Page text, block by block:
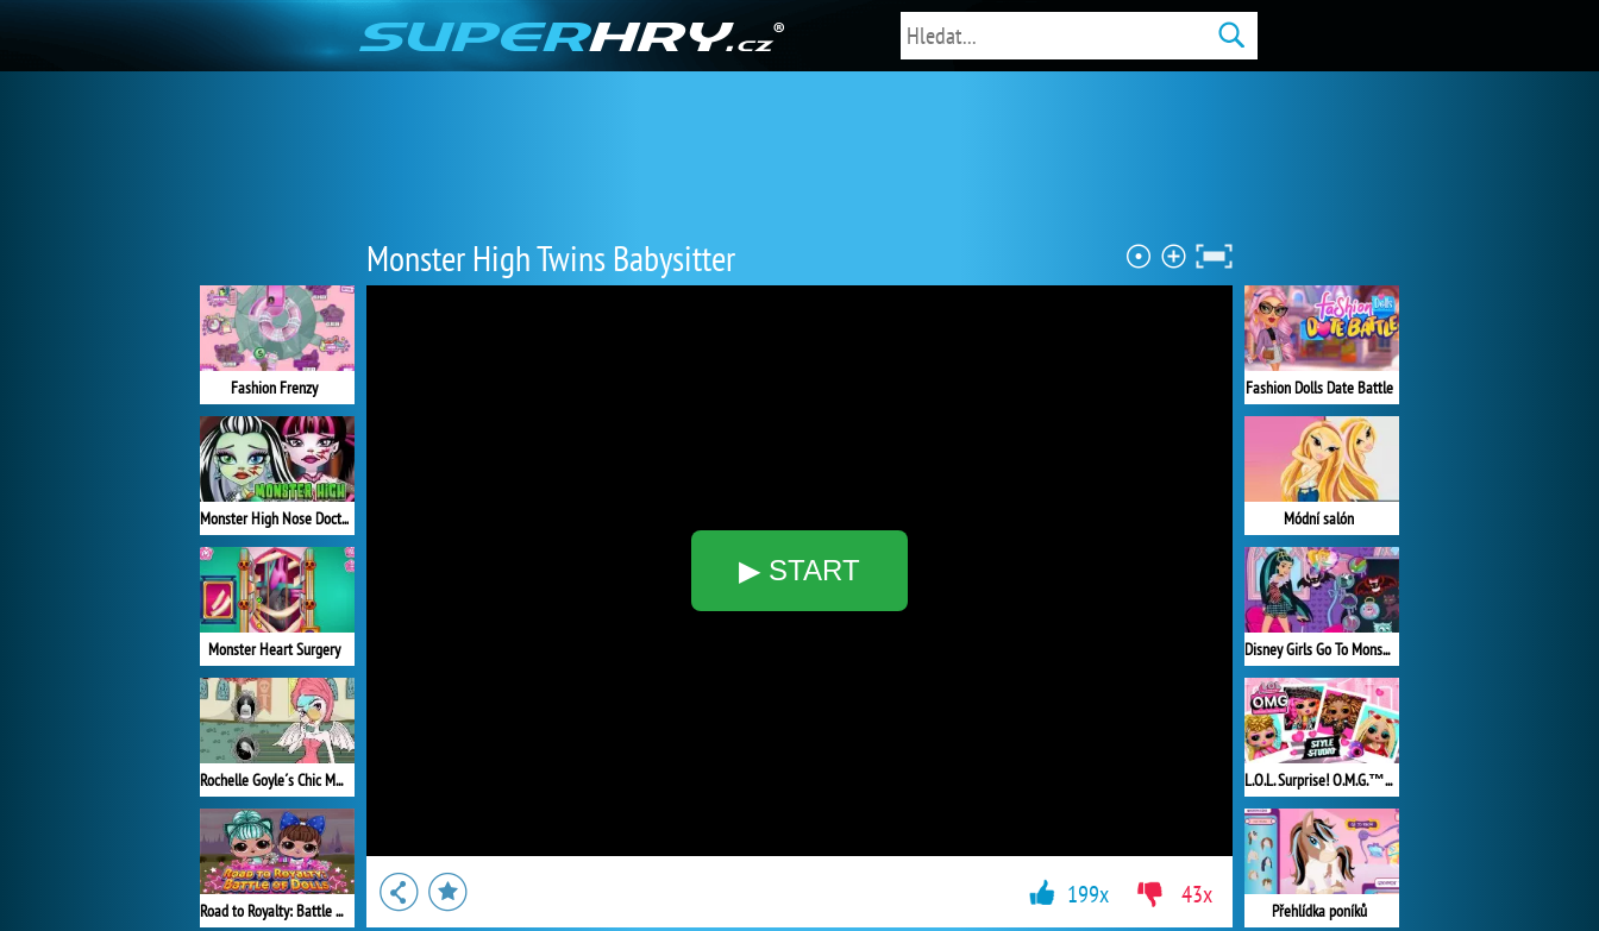
Monster High Twins Babysitter
▶ START
Fashion Frenzy
Monster High Nose Doctor
Monster Heart Surgery
Rochelle Goyle´s Chic Makeover
Road to Royalty: Battle of Dolls
Fashion Dolls Date Battle
Módní salón
Disney Girls Go To Monster High 2
L.O.L. Surprise! O.M.G.™ Style Studio
Přehlídka poníků
199x 43x